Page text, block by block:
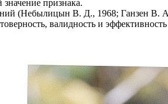
значение признака.
(Небылицын В. Д., 1968; Ганзен В.
валидность и